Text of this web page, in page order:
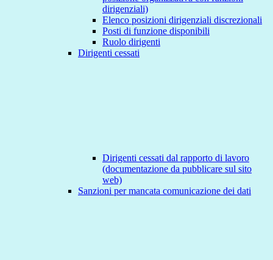
dirigenziali)
Elenco posizioni dirigenziali discrezionali
Posti di funzione disponibili
Ruolo dirigenti
Dirigenti cessati
Dirigenti cessati dal rapporto di lavoro
(documentazione da pubblicare sul sito
web)
Sanzioni per mancata comunicazione dei dati